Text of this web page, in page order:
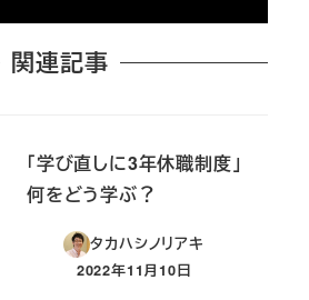
関連記事
「学び直しに3年休職制度」
何をどう学ぶ？
タカハシノリアキ
投稿日
2022年11月10日